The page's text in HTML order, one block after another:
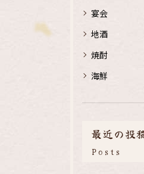
宴会
地酒
焼酎
海鮮
最近の投
Posts